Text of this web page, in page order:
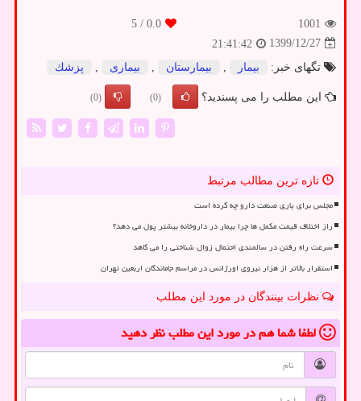
1001
0.0
/ 5
1399/12/27
21:41:42
تگهای خبر:
بیمار , بیمارستان , بیماری , پزشك
این مطلب را می پسندید؟ (0)
(0)
تازه ترین مطالب مرتبط
مجلس برای یاری صنعت دارو چه کرده است
راز اختلاف قیمت مکمل ها چرا بیمار در داروخانه بیشتر پول می دهد؟
سرعت راه رفتن در سالمندی احتمال زوال شناختی را می کاهد
استقرار بالاتر از هزار نیروی اورژانس در مراسم جاماندگان اربعین تهران
نظرات بینندگان در مورد این مطلب
لطفا شما همدر مورد این مطلبنظر دهید